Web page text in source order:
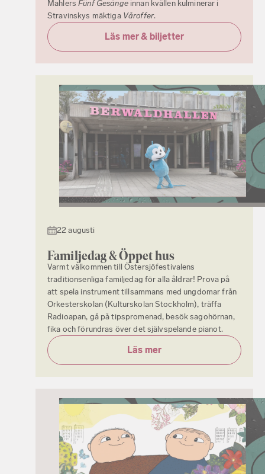
MahlersFünf Gesänge innan kvällen kulminerar i
Stravinskys mäktiga Våroffer.
Läs mer & biljetter
22 augusti
Familjedag & Öppet hus
Varmt välkommen till Östersjöfestivalens
traditionsenliga familjedag för alla åldrar! Prova på
att spela instrument tillsammans med ungdomar från
Orkesterskolan (Kulturskolan Stockholm), träffa
Radioapan, gå på tipspromenad, besök sagohörnan,
fika och förundras över det självspelande pianot.
Läs mer